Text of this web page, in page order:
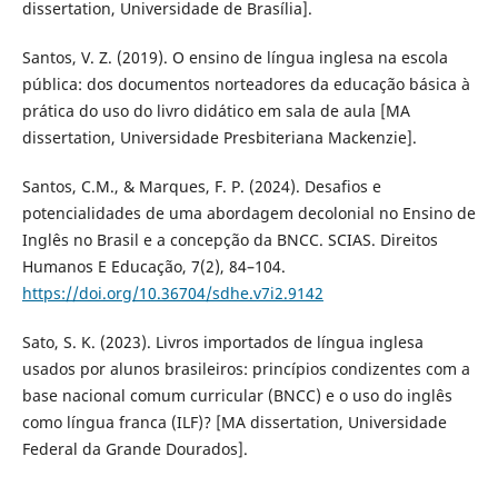
dissertation, Universidade de Brasília].
Santos, V. Z. (2019). O ensino de língua inglesa na escola
pública: dos documentos norteadores da educação básica à
prática do uso do livro didático em sala de aula [MA
dissertation, Universidade Presbiteriana Mackenzie].
Santos, C.M., & Marques, F. P. (2024). Desafios e
potencialidades de uma abordagem decolonial no Ensino de
Inglês no Brasil e a concepção da BNCC. SCIAS. Direitos
Humanos E Educação, 7(2), 84–104.
https://doi.org/10.36704/sdhe.v7i2.9142
Sato, S. K. (2023). Livros importados de língua inglesa
usados por alunos brasileiros: princípios condizentes com a
base nacional comum curricular (BNCC) e o uso do inglês
como língua franca (ILF)? [MA dissertation, Universidade
Federal da Grande Dourados].